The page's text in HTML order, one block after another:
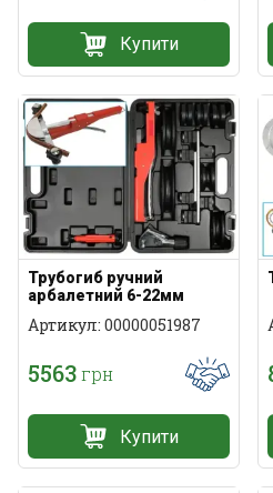
Купити
Трубогиб ручний
арбалетний 6-22мм
Артикул: 00000051987
5563грн
Купити